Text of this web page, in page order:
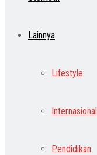
Lainnya
Lifestyle
Internasional
Pendidikan